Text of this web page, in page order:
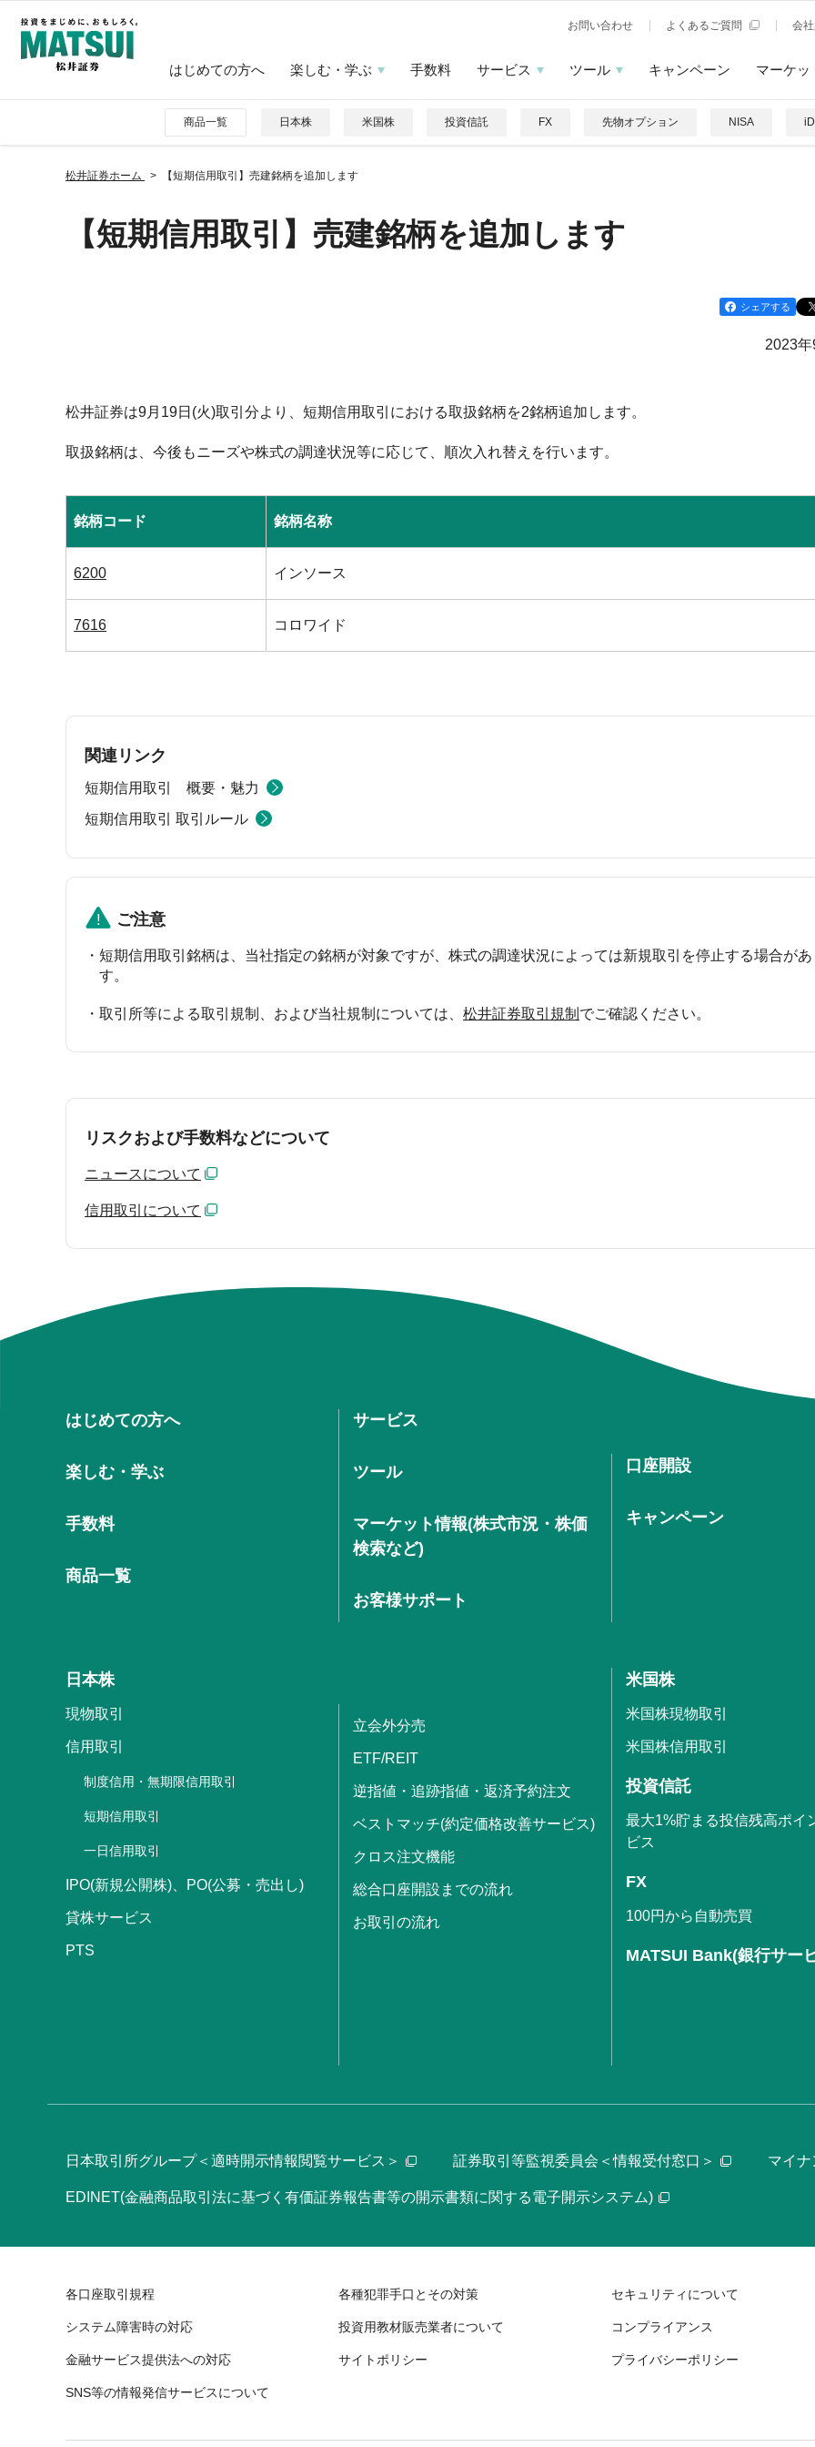
お問い合わせ よくあるご質問 会
はじめての方へ 楽しむ・学ぶ 手数料 サービス ツール キャンペーン マーケッ
商品一覧 日本株 米国株 投資信託 FX 先物オプション NISA
松井証券ホーム 【短期信用取引】売建銘柄を追加します
【短期信用取引】売建銘柄を追加します
シェアする
2023
松井証券は9月19日(火)取引分より、短期信用取引における取扱銘柄を2銘柄追加します。
取扱銘柄は、今後もニーズや株式の調達状況等に応じて、順次入れ替えを行います。
銘柄コード 銘柄名称
6200 インソース
7616 コロワイド
関連リンク
短期信用取引 概要・魅力
短期信用取引 取引ルール
ご注意
短期信用取引銘柄は、当社指定の銘柄が対象ですが、株式の調達状況によっては新規取引を停止する場合が
す。
取引所等による取引規制、および当社規制については、 松井証券取引規制 でご確認ください。
リスクおよび手数料などについて
ニュースについて
信用取引について
はじめての方へ
楽しむ・学ぶ
手数料
商品一覧
サービス
ツール
マーケット情報(株式市況・株価
検索など)
お客様サポート
口座開設
キャンペーン
日本株
現物取引
信用取引
制度信用・無期限信用取引
短期信用取引
一日信用取引
IPO(新規公開株)、PO(公募・売出し)
貸株サービス
PTS
立会外分売
ETF/REIT
逆指値・追跡指値・返済予約注文
ベストマッチ(約定価格改善サービス)
クロス注文機能
総合口座開設までの流れ
お取引の流れ
米国株
米国株現物取引
米国株信用取引
投資信託
最大1%貯まる投信残高ポイ
ビス
FX
100円から自動売買
MATSUI Bank(銀行サー
日本取引所グループ＜適時開示情報閲覧サービス＞ 証券取引等監視委員会＜情報受付窓口＞ マイ
EDINET(金融商品取引法に基づく有価証券報告書等の開示書類に関する電子開示システム)
各口座取引規程 各種犯罪手口とその対策 セキュリティについて
システム障害時の対応 投資用教材販売業者について コンプライアンス
金融サービス提供法への対応 サイトポリシー プライバシーポリシー
SNS等の情報発信サービスについて